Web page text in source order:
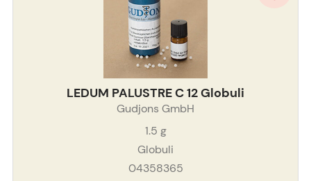
LEDUM PALUSTRE C 12 Globuli
Gudjons GmbH
1.5 g
Globuli
04358365